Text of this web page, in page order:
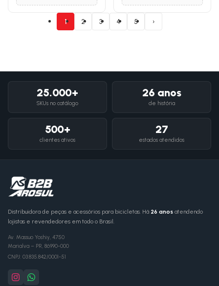
1 2 3 4 5 ›
25.000+
SKUs no catálogo
26 anos
de história
500+
clientes ativos
27
estados atendidos
Distribuidora de peças e acessórios para bicicletas. Há 26 anos atendendo
lojistas e revendedores em todo o Brasil.
Av. Massuo Yoshiy, 4750
Marialva – PR, 86990-000
CNPJ: 03.835.842/0001-51